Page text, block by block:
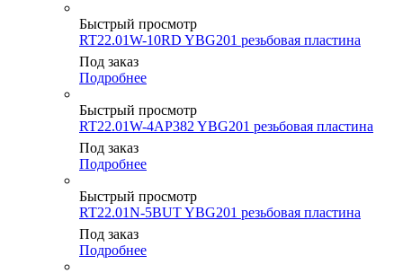
Быстрый просмотр
RT22.01W-10RD YBG201 резьбовая пластина
Под заказ
Подробнее
Быстрый просмотр
RT22.01W-4AP382 YBG201 резьбовая пластина
Под заказ
Подробнее
Быстрый просмотр
RT22.01N-5BUT YBG201 резьбовая пластина
Под заказ
Подробнее